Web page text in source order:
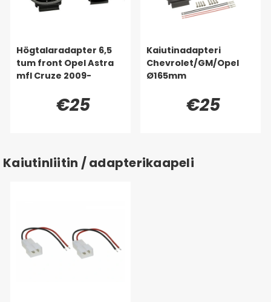
Högtalaradapter 6,5
tum front Opel Astra
mfl Cruze 2009-
€25
Kaiutinadapteri
Chevrolet/GM/Opel
Ø165mm
€25
Kaiutinliitin / adapterikaapeli